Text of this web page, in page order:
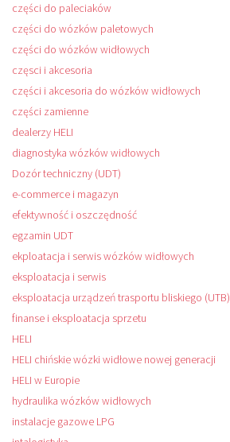
części do paleciaków
części do wózków paletowych
części do wózków widłowych
częsci i akcesoria
części i akcesoria do wózków widłowych
części zamienne
dealerzy HELI
diagnostyka wózków widłowych
Dozór techniczny (UDT)
e-commerce i magazyn
efektywność i oszczędność
egzamin UDT
ekploatacja i serwis wózków widłowych
eksploatacja i serwis
eksploatacja urządzeń trasportu bliskiego (UTB)
finanse i eksploatacja sprzetu
HELI
HELI chińskie wózki widłowe nowej generacji
HELI w Europie
hydraulika wózków widłowych
instalacje gazowe LPG